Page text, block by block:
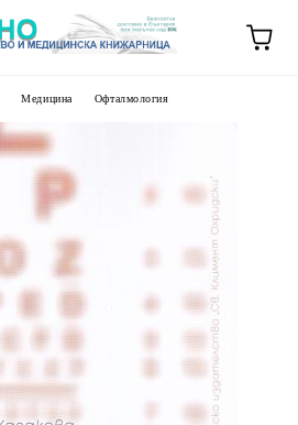
Медицина Офталмология